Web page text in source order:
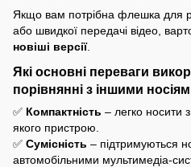
Якщо вам потрібна флешка для
або швидкої передачі відео,
новіші версії.
Які основні переваги
порівнянні з іншими
✅ Компактність – легко носити
якого пристрою.
✅ Сумісність – підтримуються
автомобільними мультимедіа-